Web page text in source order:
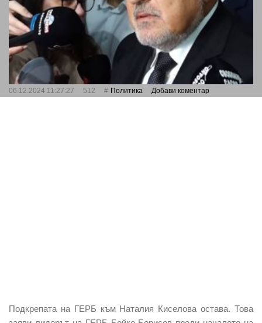
06.12.2024 11:27:27 512 Политика Добави коментар
Подкрепата на ГЕРБ към Наталия Киселова остава. Това